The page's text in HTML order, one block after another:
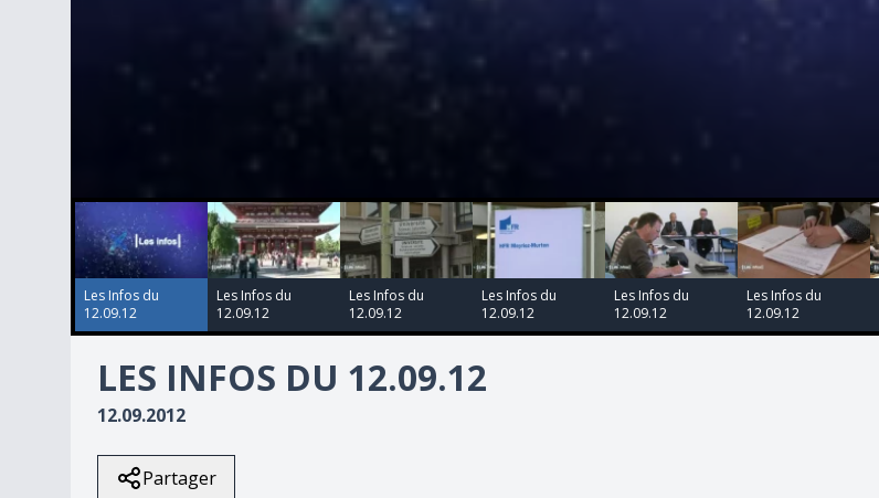
0
seconds
of
minutes,
12
seconds
90%
Les Infos du
12.09.12
Les Infos du
12.09.12
Les Infos du
12.09.12
Les Infos du
12.09.12
Les Infos du
12.09.12
Les Infos du
12.09.12
LES INFOS DU 12.09.12
12.09.2012
Partager